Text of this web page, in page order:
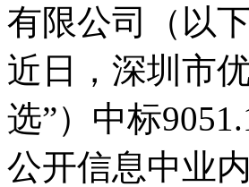
有限公司（以
近日，深圳市
选”）中标
公开信息中业